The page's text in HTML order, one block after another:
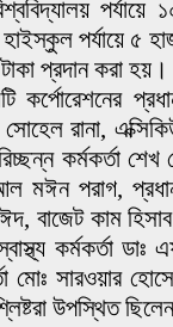
হাইস্কুল পর্যায়ে ৫
প্রদান করা হয়।
রানা,
কর্মকর্তা শেখ
পরাগ,
বাজেট কাম
কর্মকর্তা
মোঃ সারওয়ার
উপস্থিত